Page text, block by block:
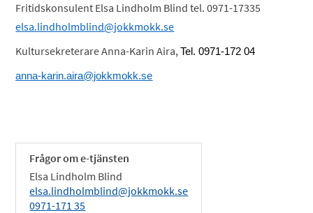
Fritidskonsulent Elsa Lindholm Blind tel. 0971-17335
elsa.lindholmblind@jokkmokk.se
Kultursekreterare Anna-Karin Aira,Tel. 0971-172 04
anna-karin.aira@jokkmokk.se
Frågor om e-tjänsten
Elsa Lindholm Blind
elsa.lindholmblind@jokkmokk.se
0971-171 35